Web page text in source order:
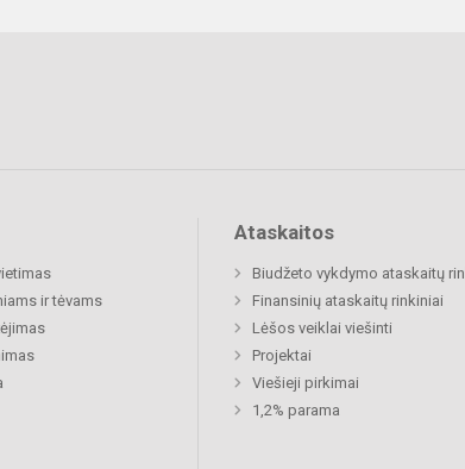
ir tėvams
Ataskaitos
Biudžeto vykdymo ataskaitų
Finansinių ataskaitų rinkiniai
Lėšos veiklai viešinti
Projektai
Viešieji pirkimai
1,2% parama